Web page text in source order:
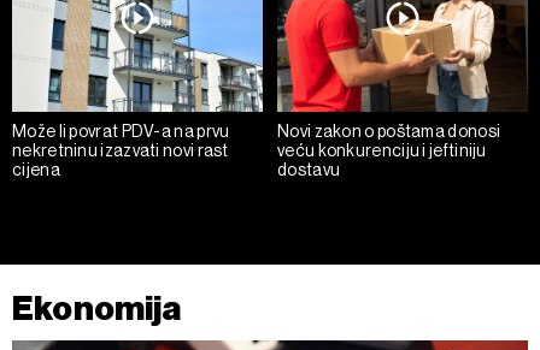
Može li povrat PDV-a na prvu
nekretninu izazvati novi rast
cijena
Novi zakon o poštama donosi
veću konkurenciju i jeftiniju
dostavu
Ekonomija